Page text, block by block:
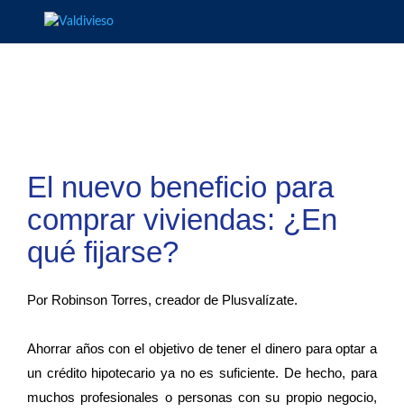
El nuevo beneficio para
comprar viviendas: ¿En
qué fijarse?
Por Robinson Torres, creador de Plusvalízate.
Ahorrar años con el objetivo de tener el dinero para optar a
un crédito hipotecario ya no es suficiente. De hecho, para
muchos profesionales o personas con su propio negocio,